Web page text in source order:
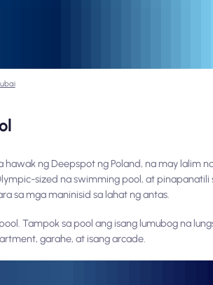
ng Deepspot ng Poland, na may lalim
sized na swimming pool, at pinapanatili
sa mga maninisid sa lahat ng antas.
Tampok sa pool ang isang lumubog na
garahe, at isang arcade.